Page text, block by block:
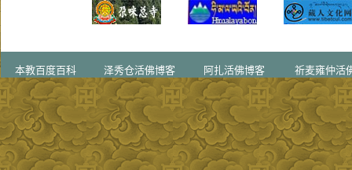
本教百度百科 泽秀仓活佛博客 阿扎活佛博客 祈麦雍仲活